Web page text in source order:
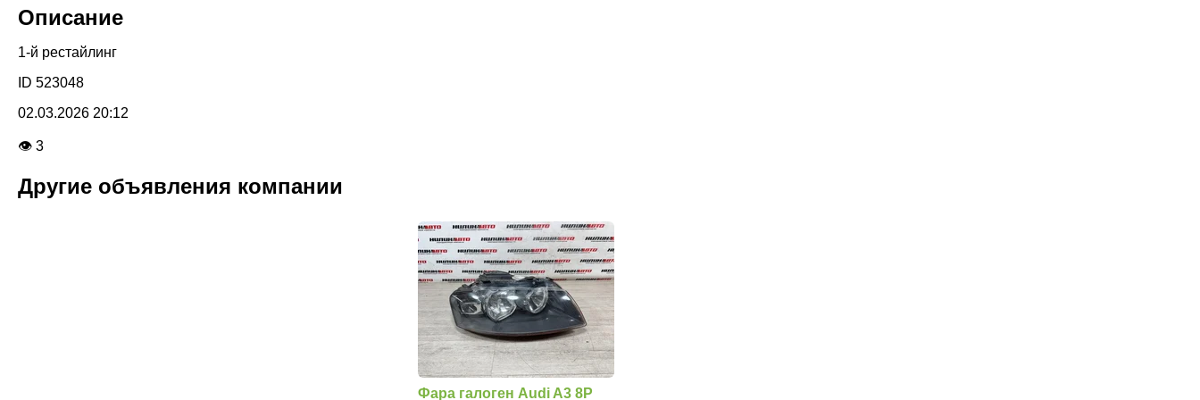
Описание
1-й рестайлинг
ID 523048
02.03.2026 20:12
👁 3
Другие объявления компании
Фара галоген Audi A3 8P